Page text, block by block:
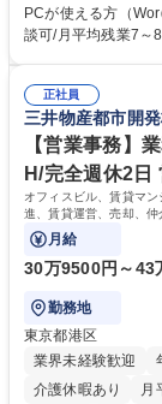
意見を、企業活動に
って対応、情報提供
平均100件前後■メール・手紙：
相談室】お客様のお
PCが使える方（
談可/月平均残業7～8時間程度 【入社後の研修】着
すのでご安心くださ
う会社として、お客
を込めてコミュニ
す。 学歴・資格 学歴：大学院 大学 高専 短大 専修学校 高校 語学力： 資
格：
正社員
三井物産都市開
【営業事務】
H/完全週休2日
オフィスビル、賃貸マ
進、賃貸運営、売却、仲
ます。
月給
30万9500円～43
勤務地
東京都港区
業界未経験歓迎
介護休暇あり
月